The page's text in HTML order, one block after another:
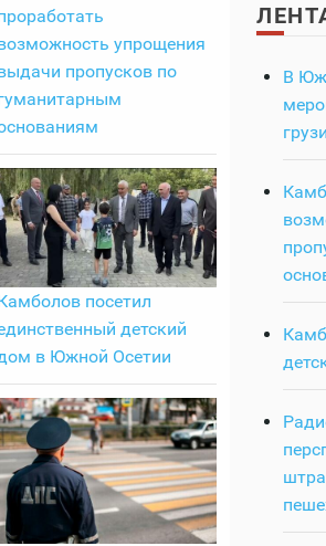
упрощения
пропусков по
посетил
детский
в Южной Осетии
В